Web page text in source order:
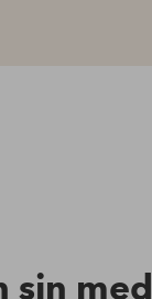
sin med